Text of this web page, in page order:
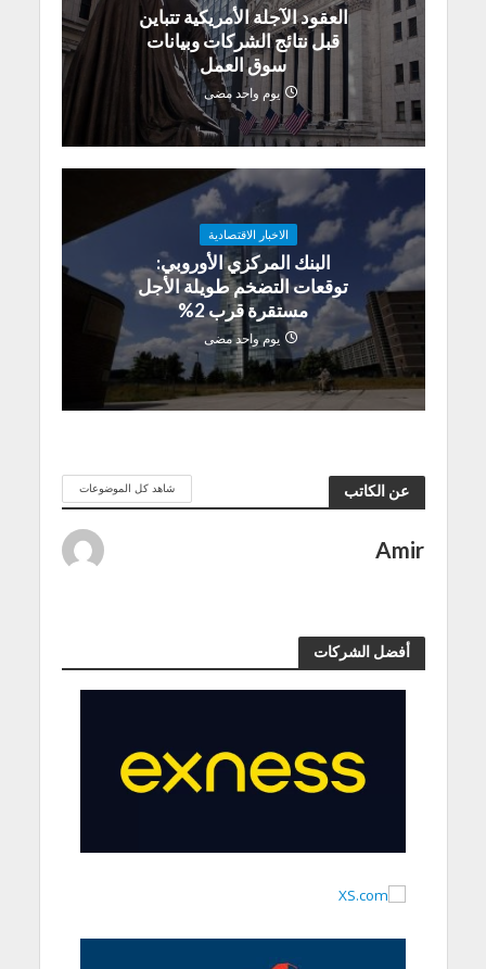
العقود الآجلة الأمريكية تتباين
قبل نتائج الشركات وبيانات
سوق العمل
يوم واحد مضى
الاخبار الاقتصادية
البنك المركزي الأوروبي:
توقعات التضخم طويلة الأجل
مستقرة قرب 2%
يوم واحد مضى
عن الكاتب شاهد كل الموضوعات
Amir
أفضل الشركات